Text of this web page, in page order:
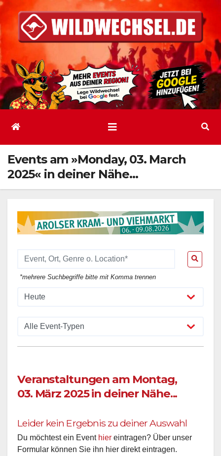
Inhalt
springen
Events am »Monday, 03. March
2025« in deiner Nähe…
*mehrere Suchbegriffe bitte mit Komma trennen
Veranstaltungen am Montag,
03. März 2025 in deiner Nähe...
Leider kein Ergebnis zu deiner Auswahl
Du möchtest ein Event hier eintragen? Über unser
Formular können Sie ihn hier direkt eintragen.